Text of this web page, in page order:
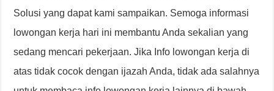
Solusi yang dapat kami sampaikan. Semoga informasi
lowongan kerja hari ini membantu Anda sekalian yang
sedang mencari pekerjaan. Jika Info lowongan kerja di
atas tidak cocok dengan ijazah Anda, tidak ada salahnya